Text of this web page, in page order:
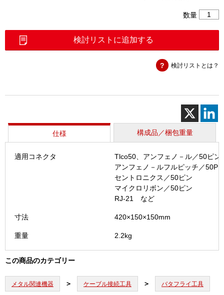
数量
工
検討リストに追加する
検討リストとは？
仕様 構成品／梱包重量
適用コネクタ
Tlco50、アンフェノ－ル／50ピン
アンフェノ－ルフルピッチ／50P
セントロニクス／50ピン
マイクロリボン／50ピン
RJ-21 など
寸法 420×150×150mm
重量 2.2kg
この商品のカテゴリー
メタル関連機器 ケーブル接続工具 バタフライ工具